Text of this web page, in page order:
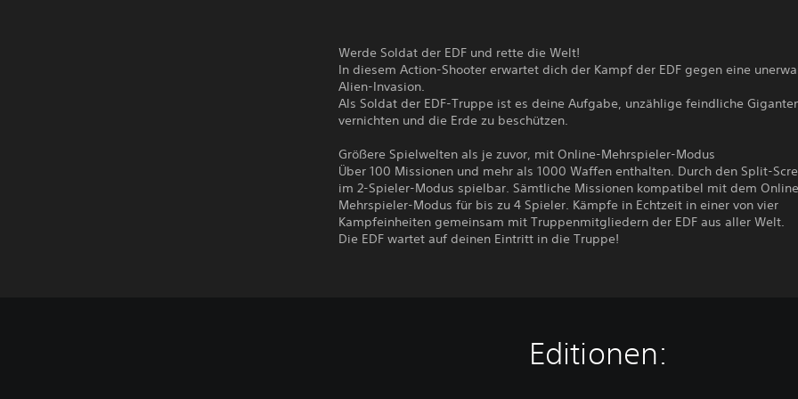
Werde Soldat der EDF und rette die Welt!
In diesem Action-Shooter erwartet dich der Kampf der EDF gegen eine
Alien-Invasion.
Als Soldat der EDF-Truppe ist es deine Aufgabe, unzählige feindliche
vernichten und die Erde zu beschützen.
Größere Spielwelten als je zuvor, mit Online-Mehrspieler-Modus
Über 100 Missionen und mehr als 1000 Waffen enthalten. Durch den Split-
im 2-Spieler-Modus spielbar. Sämtliche Missionen kompatibel mit dem
Mehrspieler-Modus für bis zu 4 Spieler. Kämpfe in Echtzeit in einer von vier
Kampfeinheiten gemeinsam mit Truppenmitgliedern der EDF aus aller Welt.
Die EDF wartet auf deinen Eintritt in die Truppe!
Editionen: